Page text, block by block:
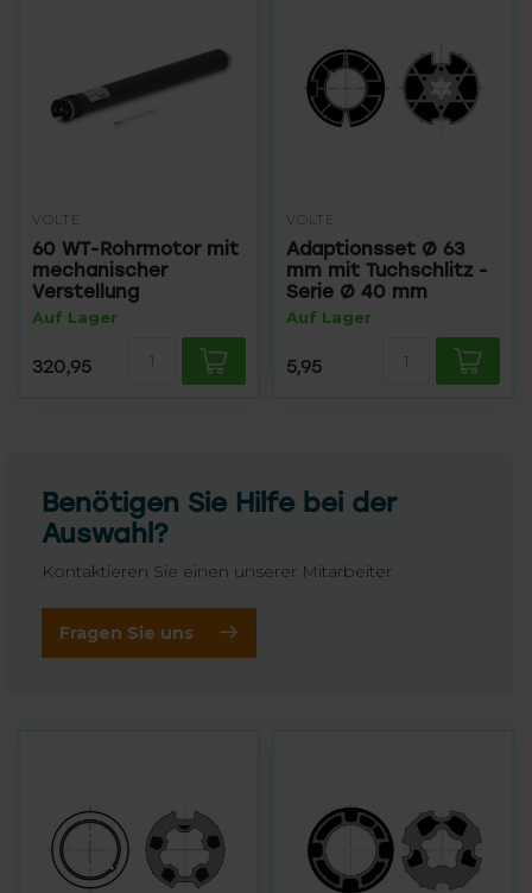
VOLTE
60 WT-Rohrmotor mit
mechanischer
Verstellung
Auf Lager
320,95
VOLTE
Adaptionsset Ø 63
mm mit Tuchschlitz -
Serie Ø 40 mm
Auf Lager
5,95
Benötigen Sie Hilfe bei der
Auswahl?
Kontaktieren Sie einen unserer Mitarbeiter
Fragen Sie uns